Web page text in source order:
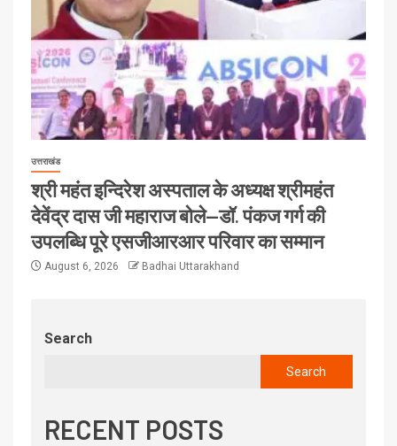
उत्तराखंड
श्री महंत इन्दिरेश अस्पताल के अध्यक्ष श्रीमहंत
देवेंद्र दास जी महाराज बोले—डॉ. पंकज गर्ग की
उपलब्धि पूरे एसजीआरआर परिवार का सम्मान
August 6, 2026 Badhai Uttarakhand
Search
Search
RECENT POSTS